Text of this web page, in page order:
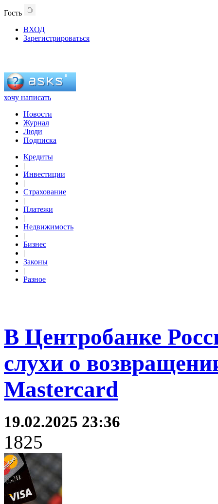
Гость
ВХОД
Зарегистрироваться
хочу написать
Новости
Журнал
Люди
Подписка
Кредиты
|
Инвестиции
|
Страхование
|
Платежи
|
Недвижимость
|
Бизнес
|
Законы
|
Разное
В Центробанке
слухи о
Mastercard
19.02.2025 23:36
1825